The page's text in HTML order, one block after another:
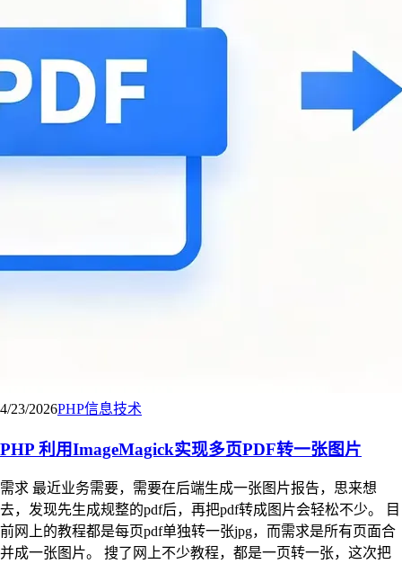
4/23/2026PHP信息技术
PHP 利用ImageMagick实现多页PDF转一张图片
需求 最近业务需要，需要在后端生成一张图片报告，思来想
去，发现先生成规整的pdf后，再把pdf转成图片会轻松不少。 目
前网上的教程都是每页pdf单独转一张jpg，而需求是所有页面合
并成一张图片。 搜了网上不少教程，都是一页转一张，这次把